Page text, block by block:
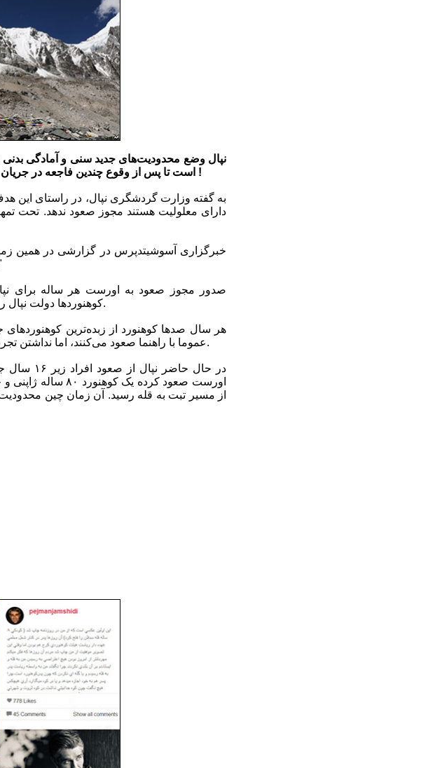
نپال وضع محدودیت‌های جدید سنی و آمادگی
است تا پس از وقوع چندین فاجعه در جریان صعود کوه‌نوردها به اورست در سال‌های اخیر، تمهیدات امنیتی را تقویت کند !
خبرگزاری آسوشیتدپرس در گزارشی در همین
اورست قرار
صدور مجوز صعود به اورست هر ساله برای نپال
کوهنوردها دولت نپال را به خاطر صدور بی‌ حساب و کتاب مجوز صعود، تحت فشار قرار داده است.
هر سال صدها کوهنورد از زبده‌ترین کوهنوردهای
عموما با راهنما صعود می‌کنند، اما نداشتن تجربه کافی، هم خود و هم راهنمایانشان را در طول مسیر به گرفتاری می‌اندازد. ‌
در حال
از مسیر تبت به قله رسید. آن زمان چین